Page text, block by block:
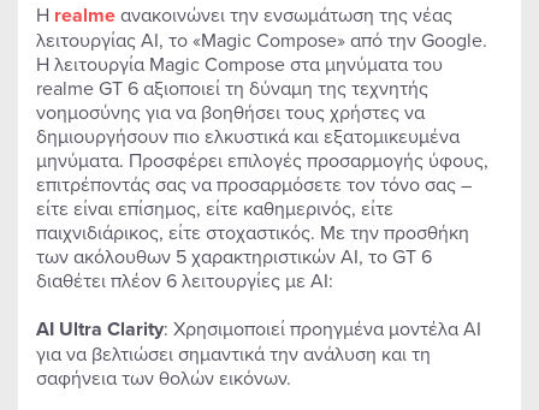
Η realmeανακοινώνει την ενσωμάτωση της νέας
λειτουργίας AI, το «Magic Compose» από την Google.
Η λειτουργία Magic Compose στα μηνύματα του
realme GT 6 αξιοποιεί τη δύναμη της τεχνητής
νοημοσύνης για να βοηθήσει τους χρήστες να
δημιουργήσουν πιο ελκυστικά και εξατομικευμένα
μηνύματα. Προσφέρει επιλογές προσαρμογής ύφους,
επιτρέποντάς σας να προσαρμόσετε τον τόνο σας –
είτε είναι επίσημος, είτε καθημερινός, είτε
παιχνιδιάρικος, είτε στοχαστικός. Με την προσθήκη
των ακόλουθων 5 χαρακτηριστικών AI, το GT 6
διαθέτει πλέον 6 λειτουργίες με AI:
AI Ultra Clarity: Χρησιμοποιεί προηγμένα μοντέλα AI
για να βελτιώσει σημαντικά την ανάλυση και τη
σαφήνεια των θολών εικόνων.